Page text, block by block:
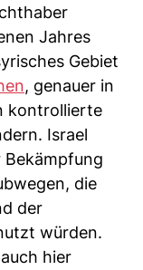
Jahres
Gebiet
, genauer in
kontrollierte
Israel
Bekämpfung
die
der
würden.
hier